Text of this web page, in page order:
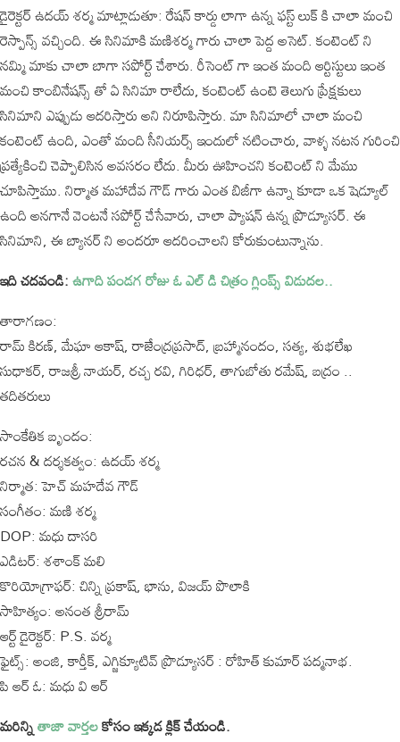
డైరెక్టర్ ఉదయ్ శర్మ మాట్లాడుతూ: రేషన్ కార్డు లాగా ఉన్న ఫస్ట్ లుక్ కి చాలా మంచి
రెస్పాన్స్ వచ్చింది. ఈ సినిమాకి మణిశర్మ గారు చాలా పెద్ద అసెట్. కంటెంట్ ని
నమ్మి మాకు చాలా బాగా సపోర్ట్ చేశారు. రీసెంట్ గా ఇంత మంది ఆర్టిస్టులు ఇంత
మంచి కాంబినేషన్స్ తో ఏ సినిమా రాలేదు, కంటెంట్ ఉంటె తెలుగు ప్రేక్షకులు
సినిమాని ఎప్పుడు ఆదరిస్తారు అని నిరూపిస్తారు. మా సినిమాలో చాలా మంచి
కంటెంట్ ఉంది, ఎంతో మంది సీనియర్స్ ఇందులో నటించారు, వాళ్ళ నటన గురించి
ప్రత్యేకించి చెప్పాలిసిన అవసరం లేదు. మీరు ఊహించని కంటెంట్ ని మేము
చూపిస్తాము. నిర్మాత మహాదేవ గౌడ్ గారు ఎంత బిజీగా ఉన్నా కూడా ఒక షెడ్యూల్
ఉంది అనగానే వెంటనే సపోర్ట్ చేసేవారు, చాలా ప్యాషన్ ఉన్న ప్రొడ్యూసర్. ఈ
సినిమాని, ఈ బ్యానర్ ని అందరూ ఆదరించాలని కోరుకుంటున్నాను.
ఇది చదవండి:ఉగాది పండగ రోజు ఓ ఎల్ డి చిత్రం గ్లింప్స్ విడుదల..
తారాగణం:
రామ్ కిరణ్, మేఘా ఆకాష్, రాజేంద్రప్రసాద్, బ్రహ్మానందం, సత్య, శుభలేఖ
సుధాకర్, రాజశ్రీ నాయర్, రచ్చ రవి, గిరిధర్, తాగుబోతు రమేష్, బద్రం ..
తదితరులు
సాంకేతిక బృందం:
రచన & దర్శకత్వం: ఉదయ్ శర్మ
నిర్మాత: హెచ్ మహదేవ గౌడ్
సంగీతం: మణి శర్మ
DOP: మధు దాసరి
ఎడిటర్: శశాంక్ మలి
కొరియోగ్రాఫర్: చిన్ని ప్రకాష్, భాను, విజయ్ పొలాకి
సాహిత్యం: అనంత శ్రీరామ్
ఆర్ట్ డైరెక్టర్: P.S. వర్మ
ఫైట్స్: అంజి, కార్తీక్, ఎగ్జిక్యూటివ్ ప్రొడ్యూసర్ : రోహిత్ కుమార్ పద్మనాభ.
పి ఆర్ ఓ: మధు వి ఆర్
మరిన్నితాజా వార్తలకోసం ఇక్కడ క్లిక్ చేయండి.